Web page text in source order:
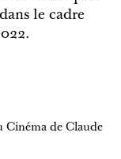
le cadre
Cinéma de Claude